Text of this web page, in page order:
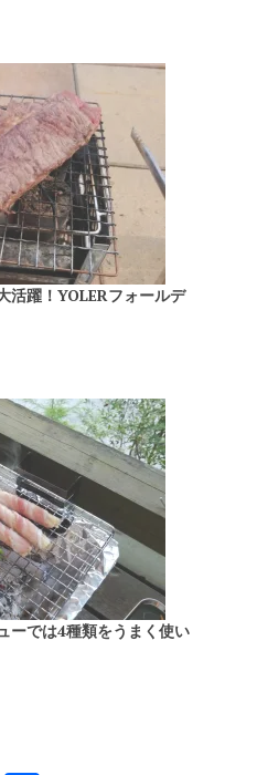
活躍！YOLERフォールデ
ーでは4種類をうまく使い